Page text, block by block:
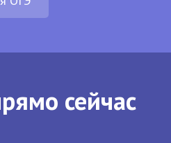
сейчас